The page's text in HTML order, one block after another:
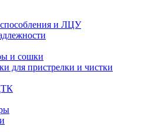
и ЛЦУ
и сошки
для пристрелки и чистки